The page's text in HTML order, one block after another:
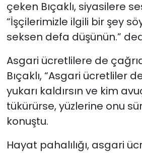
çeken Bıçaklı, siyasilere
“İşçilerimizle ilgili bir şey
seksen defa düşünün.”
Asgari ücretlilere de
Bıçaklı, “Asgari ücretliler
yukarı kaldırsın ve kim
tükürürse, yüzlerine onu
konuştu.
Hayat pahalılığı, asgari